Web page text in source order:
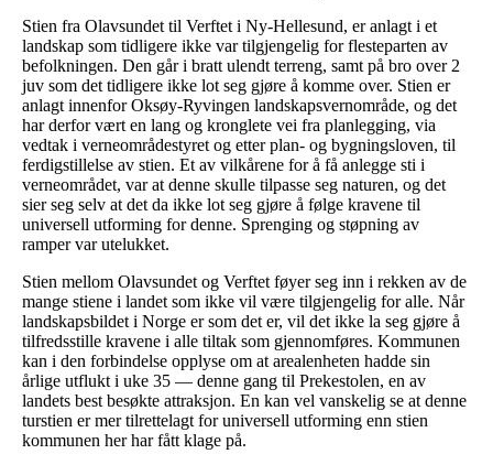
Stien fra Olavsundet til Verftet i Ny-Hellesund, er anlagt i et
landskap som tidligere ikke var tilgjengelig for flesteparten av
befolkningen. Den går i bratt ulendt terreng, samt på bro over 2
juv som det tidligere ikke lot seg gjøre å komme over. Stien er
anlagt innenfor Oksøy-Ryvingen landskapsvernområde, og det
har derfor vært en lang og kronglete vei fra planlegging, via
vedtak i verneområdestyret og etter plan- og bygningsloven, til
ferdigstillelse av stien. Et av vilkårene for å få anlegge sti i
verneområdet, var at denne skulle tilpasse seg naturen, og det
sier seg selv at det da ikke lot seg gjøre å følge kravene til
universell utforming for denne. Sprenging og støpning av
ramper var utelukket.
Stien mellom Olavsundet og Verftet føyer seg inn i rekken av de
mange stiene i landet som ikke vil være tilgjengelig for alle. Når
landskapsbildet i Norge er som det er, vil det ikke la seg gjøre å
tilfredsstille kravene i alle tiltak som gjennomføres. Kommunen
kan i den forbindelse opplyse om at arealenheten hadde sin
årlige utflukt i uke 35 — denne gang til Prekestolen, en av
landets best besøkte attraksjon. En kan vel vanskelig se at denne
turstien er mer tilrettelagt for universell utforming enn stien
kommunen her har fått klage på.